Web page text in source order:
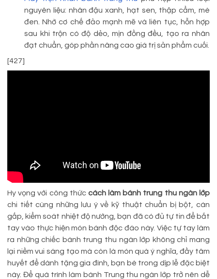
nguyên liệu: nhân đậu xanh, hạt sen, thập cẩm, mè
đen. Nhờ cơ chế đảo mạnh mẽ và liên tục, hỗn hợp
sau khi trộn có độ dẻo, mịn đồng đều, tạo ra nhân
đạt chuẩn, góp phần nâng cao giá trị sản phẩm cuối.
[427]
Hy vọng với công thức cách làm bánh trung thu ngàn lớp
chi tiết cùng những lưu ý về kỹ thuật chuẩn bị bột, cán
gấp, kiểm soát nhiệt độ nướng, bạn đã có đủ tự tin để bắt
tay vào thực hiện món bánh độc đáo này. Việc tự tay làm
ra những chiếc bánh trung thu ngàn lớp không chỉ mang
lại niềm vui sáng tạo mà còn là món quà ý nghĩa, đầy tâm
huyết để dành tặng gia đình, bạn bè trong dịp lễ đặc biệt
này. Để quá trình làm bánh Trung thu ngàn lớp trở nên dễ